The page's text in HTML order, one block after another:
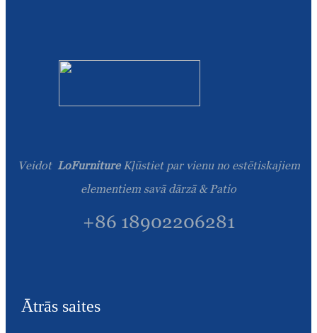
Veidot LoFurniture Kļūstiet par vienu no estētiskajiem
elementiem savā dārzā & Patio
+86 18902206281
Ātrās saites